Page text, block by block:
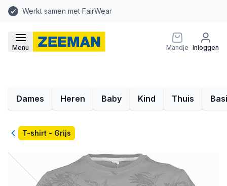
Werkt samen met FairWear
Menu Mandje Inloggen
Dames Heren Baby Kind Thuis
TerugT-shirt - Grijs